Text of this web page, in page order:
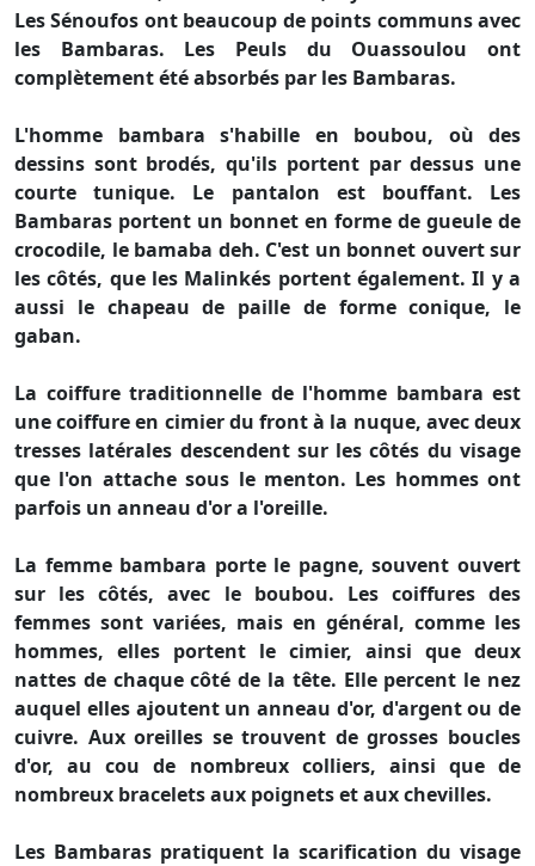
Les Sénoufos ont beaucoup de points communs avec
les Bambaras. Les Peuls du Ouassoulou ont
complètement été absorbés par les Bambaras.
L'homme bambara s'habille en boubou, où des
dessins sont brodés, qu'ils portent par dessus une
courte tunique. Le pantalon est bouffant. Les
Bambaras portent un bonnet en forme de gueule de
crocodile, le bamaba deh. C'est un bonnet ouvert sur
les côtés, que les Malinkés portent également. Il y a
aussi le chapeau de paille de forme conique, le
gaban.
La coiffure traditionnelle de l'homme bambara est
une coiffure en cimier du front à la nuque, avec deux
tresses latérales descendent sur les côtés du visage
que l'on attache sous le menton. Les hommes ont
parfois un anneau d'or a l'oreille.
La femme bambara porte le pagne, souvent ouvert
sur les côtés, avec le boubou. Les coiffures des
femmes sont variées, mais en général, comme les
hommes, elles portent le cimier, ainsi que deux
nattes de chaque côté de la tête. Elle percent le nez
auquel elles ajoutent un anneau d'or, d'argent ou de
cuivre. Aux oreilles se trouvent de grosses boucles
d'or, au cou de nombreux colliers, ainsi que de
nombreux bracelets aux poignets et aux chevilles.
Les Bambaras pratiquent la scarification du visage